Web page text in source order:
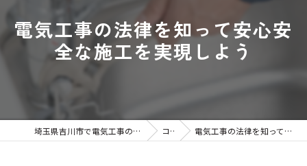
電気工事の法律を知って安心安
全な施工を実現しよう
埼玉県吉川市で電気工事の求人なら株式会社フォーセット コラム 電気工事の法律を知って安心安全な施工を実現しよう